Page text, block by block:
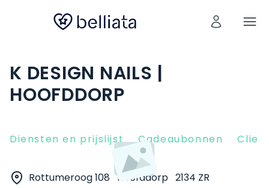
K DESIGN NAILS |
HOOFDDORP
Diensten en prijslijst Cadeaubonnen
Rottumeroog 108 Hoofddorp 2134 ZR